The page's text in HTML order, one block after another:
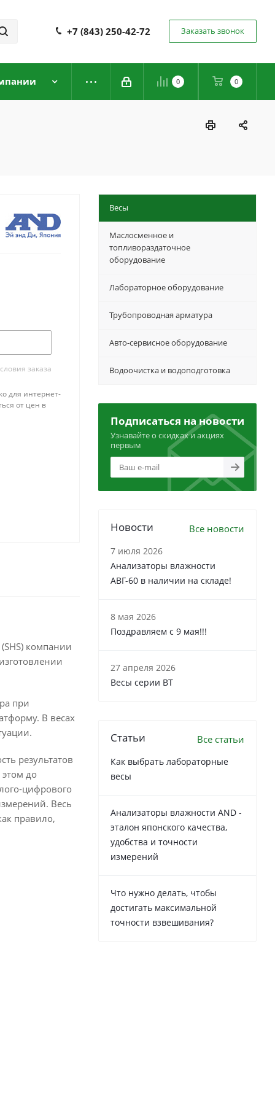
+7 (843) 250-42-72 Заказать звонок
0 0
заказа
для интернет-
от цен в
компании
при
В весах
результатов
до
цифрового
Весь
правило,
Весы
Маслосменное и
топливораздаточное
оборудование
Лабораторное оборудование
Трубопроводная арматура
Авто-сервисное оборудование
Водоочистка и водоподготовка
Подписаться на новости
Узнавайте о скидках и акциях
первым
Новости Все новости
7 июля 2026
Анализаторы влажности
АВГ-60 в наличии на складе!
8 мая 2026
Поздравляем с 9 мая!!!
27 апреля 2026
Весы серии ВТ
Статьи Все статьи
Как выбрать лабораторные
весы
Анализаторы влажности AND -
эталон японского качества,
удобства и точности
измерений
Что нужно делать, чтобы
достигать максимальной
точности взвешивания?